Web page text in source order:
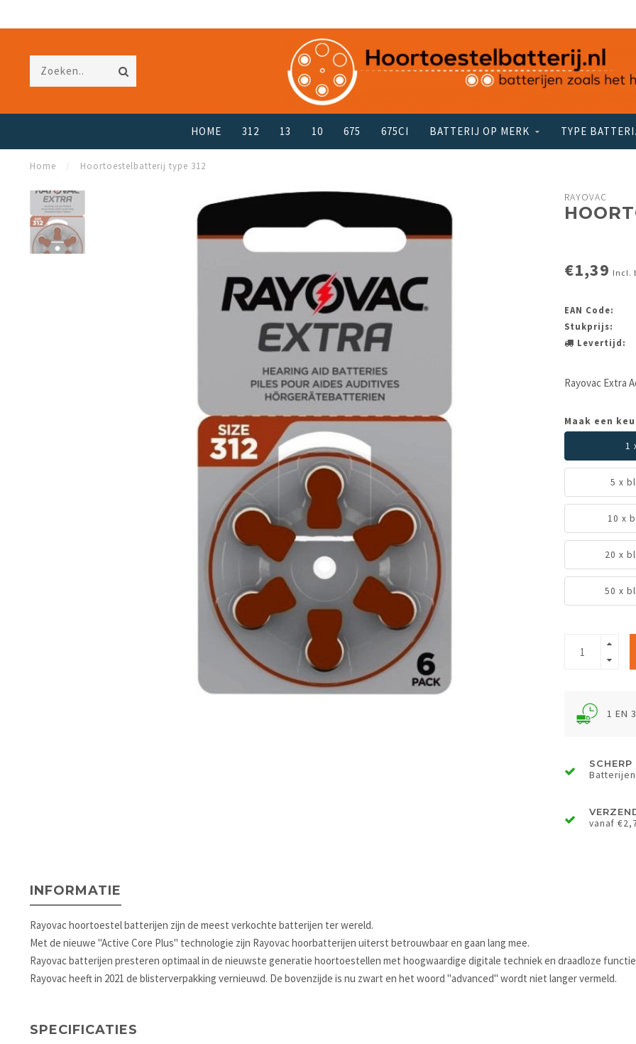
HOME 312 13 10 675 675CI BATTERIJ OP MERK TYPE
Home / Hoortoestelbatterij type 312
RAYOVAC
€1,39 Incl.
EAN Code:
Stukprijs:
Levertijd:
Rayovac Extra
Maak een
1
5 x
10 x
20 x
50 x
1 EN
vanaf
INFORMATIE
Rayovac hoortoestel batterijen zijn de meest verkochte batterijen ter wereld.
Met de nieuwe "Active Core Plus" technologie zijn Rayovac hoorbatterijen uiterst betrouwbaar en gaan lang mee.
Rayovac batterijen presteren optimaal in de nieuwste generatie hoortoestellen met hoogwaardige digitale techniek en draadloze
Rayovac heeft in 2021 de blisterverpakking vernieuwd. De bovenzijde is nu zwart en het woord "advanced" wordt niet langer vermeld.
SPECIFICATIES